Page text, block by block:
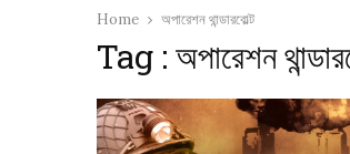
Home অপারেশন থান্ডারবোল্ট
Tag : অপারেশন